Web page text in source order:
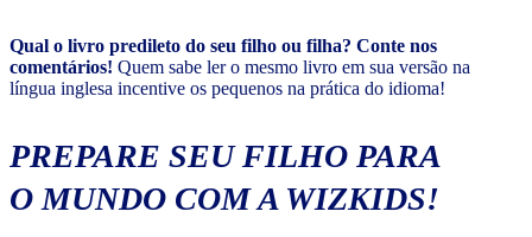
Qual o livro predileto do seu filho ou filha? Conte nos
comentários! Quem sabe ler o mesmo livro em sua versão na
língua inglesa incentive os pequenos na prática do idioma!
PREPARE SEU FILHO PARA
O MUNDO COM A WIZKIDS!